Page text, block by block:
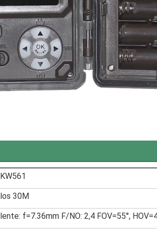
KW561
los 30M
lente: f=7.36mm F/NO: 2,4 FOV=55°,